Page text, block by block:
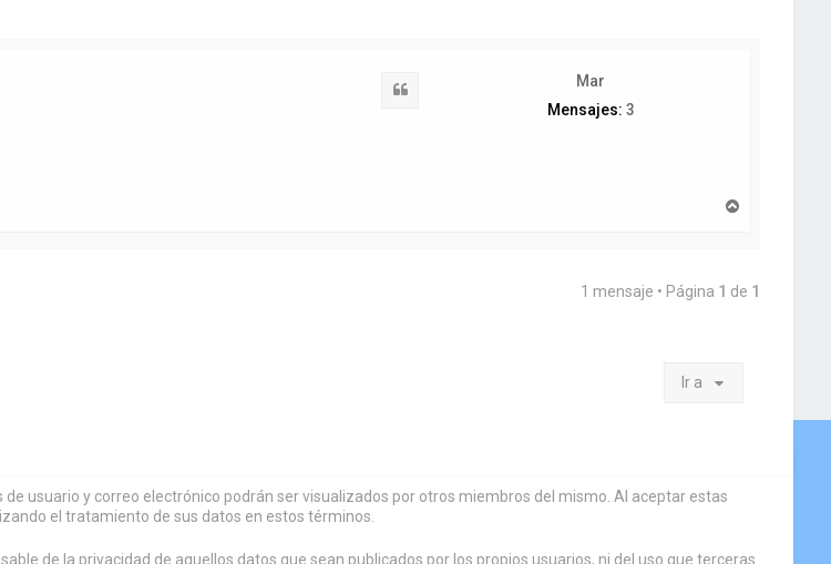
Mar
Mensajes: 3
a
1 mensaje • Página 1 de 1
Ir a
usuario y correo electrónico podrán ser visualizados por otros miembros del mismo. Al aceptar estas
el tratamiento de sus datos en estos términos.
de la privacidad de aquellos datos que sean publicados por los propios usuarios, ni del uso que terceras